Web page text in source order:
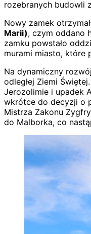
rozebranych budowli
Nowy zamek
Marii), czym oddano
zamku powstało
murami miasto, które
Na dynamiczny
odległej Ziemi
Jerozolimie i upadek
wkrótce do decyzji o
Mistrza Zakonu
do Malborka, co